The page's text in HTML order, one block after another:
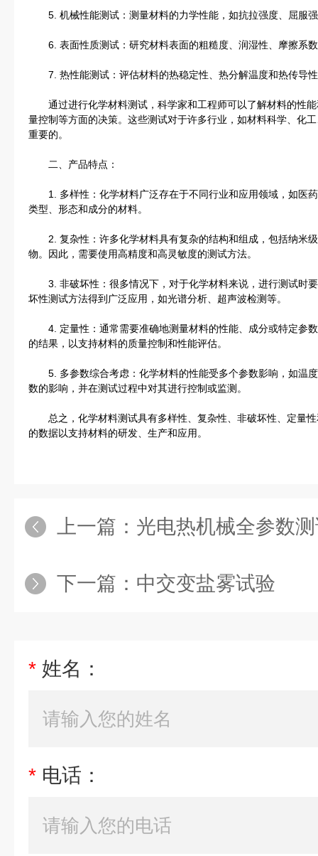
5. 机械性能测试：测量材料的力学性能，如抗拉强度、屈服
6. 表面性质测试：研究材料表面的粗糙度、润湿性、摩擦系
7. 热性能测试：评估材料的热稳定性、热分解温度和热传导
通过进行化学材料测试，科学家和工程师可以了解材料的性能
量控制等方面的决策。这些测试对于许多行业，如材料科学、化
重要的。
二、产品特点：
1. 多样性：化学材料广泛存在于不同行业和应用领域，如医
类型、形态和成分的材料。
2. 复杂性：许多化学材料具有复杂的结构和组成，包括纳米
物。因此，需要使用高精度和高灵敏度的测试方法。
3. 非破坏性：很多情况下，对于化学材料来说，进行测试时
坏性测试方法得到广泛应用，如光谱分析、超声波检测等。
4. 定量性：通常需要准确地测量材料的性能、成分或特定参
的结果，以支持材料的质量控制和性能评估。
5. 多参数综合考虑：化学材料的性能受多个参数影响，如温
数的影响，并在测试过程中对其进行控制或监测。
总之，化学材料测试具有多样性、复杂性、非破坏性、定量性
的数据以支持材料的研发、生产和应用。
上一篇： 光电热机械全参数
下一篇： 中交变盐雾试验
* 姓名：
* 电话：